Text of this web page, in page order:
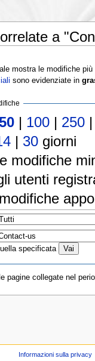
a
mostra le modifiche
sono evidenziate in
| 100 | 250
| 30 giorni
modifiche
utenti
specificata
pagine collegate nel
Informazioni sulla privacy